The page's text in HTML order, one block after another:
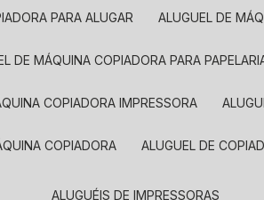
PARA ALUGAR ALUGUEL DE
DE MÁQUINA COPIADORA PARA
COPIADORA IMPRESSORA
COPIADORA ALUGUEL DE
ALUGUÉIS DE IMPRESSORAS